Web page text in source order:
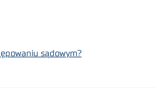
sądowym?